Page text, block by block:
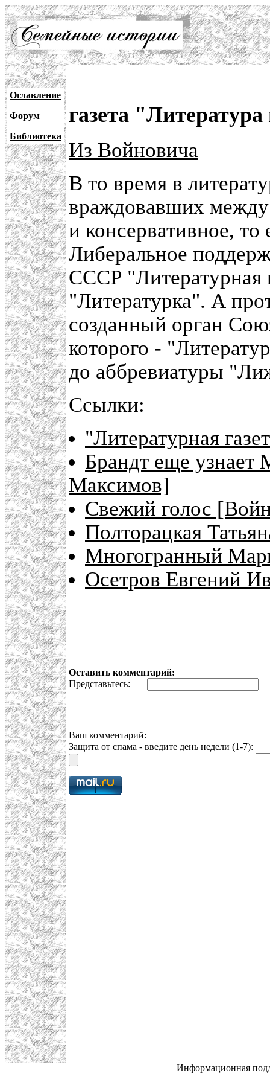
Оглавление
Форум
Библиотека
газета
Из Войновича
В то время в
враждовавших между
и консервативное, то
Либеральное
СССР "Литературная
"Литературка". А
созданный орган
которого -
до аббревиатуры
Ссылки:
"Литературная
Брандт еще
Максимов]
Свежий голос
Полторацкая
Многогранный
Осетров Евгений
Оставить комментарий:
Представьтесь:
Ваш комментарий:
Защита от спама - введите день недели (1-7):
Информационная